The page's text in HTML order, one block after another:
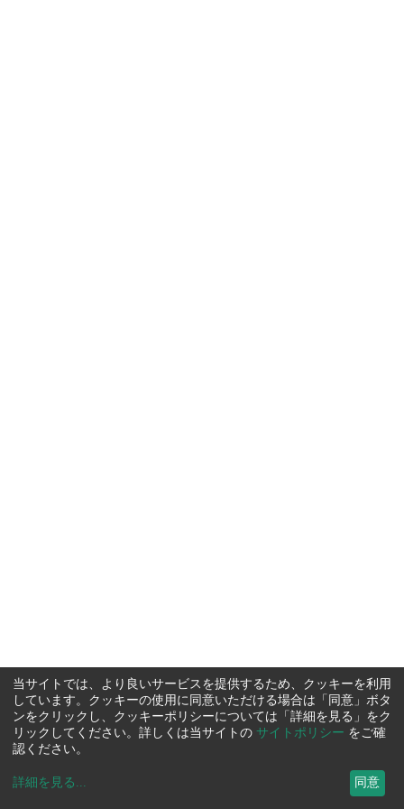
当サイトでは、より良いサービスを提供するため、クッキーを利用
しています。クッキーの使用に同意いただける場合は「同意」ボタ
ンをクリックし、クッキーポリシーについては「詳細を見る」をク
リックしてください。詳しくは当サイトの サイトポリシー をご確
認ください。
詳細を見る ... 同意